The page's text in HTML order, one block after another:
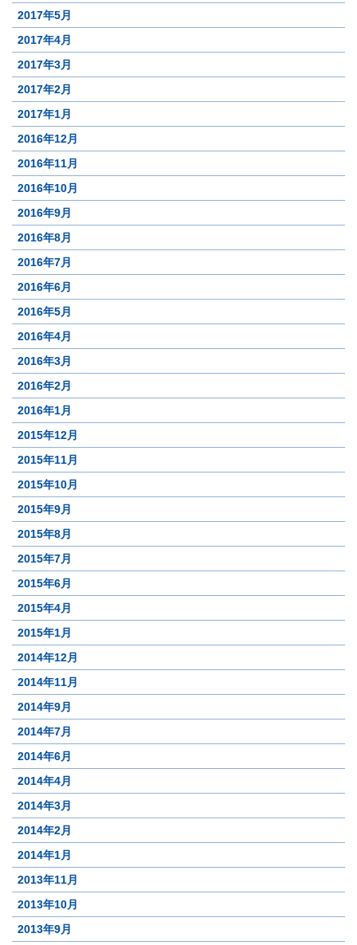
2017年5月
2017年4月
2017年3月
2017年2月
2017年1月
2016年12月
2016年11月
2016年10月
2016年9月
2016年8月
2016年7月
2016年6月
2016年5月
2016年4月
2016年3月
2016年2月
2016年1月
2015年12月
2015年11月
2015年10月
2015年9月
2015年8月
2015年7月
2015年6月
2015年4月
2015年1月
2014年12月
2014年11月
2014年9月
2014年7月
2014年6月
2014年4月
2014年3月
2014年2月
2014年1月
2013年11月
2013年10月
2013年9月